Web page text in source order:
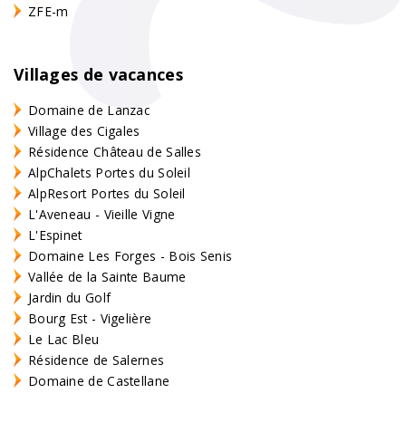
ZFE-m
Villages de vacances
Domaine de Lanzac
Village des Cigales
Résidence Château de Salles
AlpChalets Portes du Soleil
AlpResort Portes du Soleil
L'Aveneau - Vieille Vigne
L'Espinet
Domaine Les Forges - Bois Senis
Vallée de la Sainte Baume
Jardin du Golf
Bourg Est - Vigelière
Le Lac Bleu
Résidence de Salernes
Domaine de Castellane